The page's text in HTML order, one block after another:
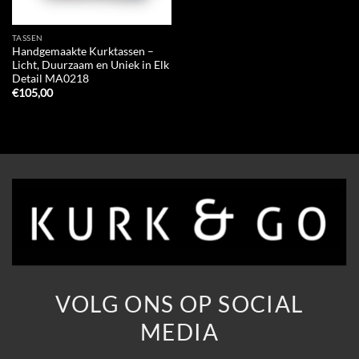
TASSEN
Handgemaakte Kurktassen –
Licht, Duurzaam en Uniek in Elk
Detail MA0218
€105,00
VOLG ONS OP SOCIAL
MEDIA